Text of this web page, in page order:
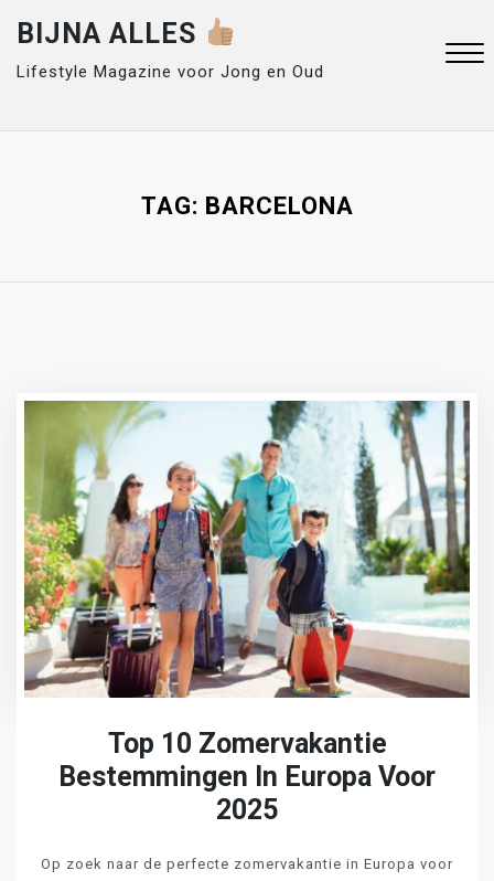
content
BIJNA ALLES
Lifestyle Magazine voor Jong en Oud
TAG: BARCELONA
Top 10 Zomervakantie
Bestemmingen In Europa Voor
2025
Op zoek naar de perfecte zomervakantie in Europa voor